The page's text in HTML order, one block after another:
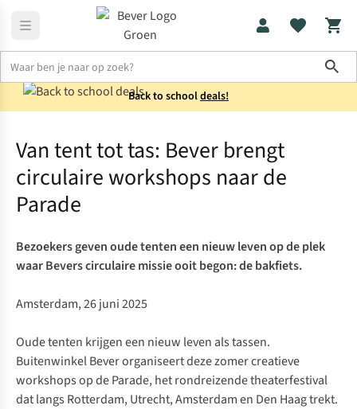
Back to schooldeals!
Van tent tot tas: Bever brengt
circulaire workshops naar de
Parade
Bezoekers geven oude tenten een nieuw leven op de plek
waar Bevers circulaire missie ooit begon: de bakfiets.
Amsterdam, 26 juni 2025
Oude tenten krijgen een nieuw leven als tassen.
Buitenwinkel Beverorganiseert deze zomer creatieve
workshops op de Parade, het rondreizende theaterfestival
dat langs Rotterdam, Utrecht, Amsterdam en Den Haag trekt.